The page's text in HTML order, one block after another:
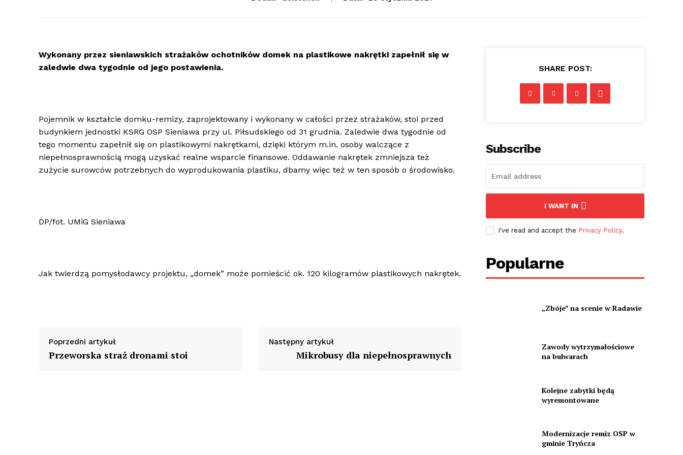
Wykonany przez sieniawskich strażaków ochotników domek na plastikowe nakrętki zapełnił się w
zaledwie dwa tygodnie od jego postawienia.
Pojemnik w kształcie domku-remizy, zaprojektowany i wykonany w całości przez strażaków, stoi przed
budynkiem jednostki KSRG OSP Sieniawa przy ul. Piłsudskiego od 31 grudnia. Zaledwie dwa tygodnie od
tego momentu zapełnił się on plastikowymi nakrętkami, dzięki którym m.in. osoby walczące z
niepełnosprawnością mogą uzyskać realne wsparcie finansowe. Oddawanie nakrętek zmniejsza też
zużycie surowców potrzebnych do wyprodukowania plastiku, dbamy więc też w ten sposób o środowisko.
DP/fot. UMiG Sieniawa
Jak twierdzą pomysłodawcy projektu, „domek” może pomieścić ok. 120 kilogramów plastikowych nakrętek.
Poprzedni artykuł
Przeworska straż dronami stoi
Następny artykuł
Mikrobusy dla niepełnosprawnych
SHARE POST:
Subscribe
I WANT IN
I've read and accept the Privacy Policy.
Popularne
„Zbóje” na scenie w Radawie
Zawody wytrzymałościowe
na bulwarach
Kolejne zabytki będą
wyremontowane
Modernizacje remiz OSP w
gminie Tryńcza